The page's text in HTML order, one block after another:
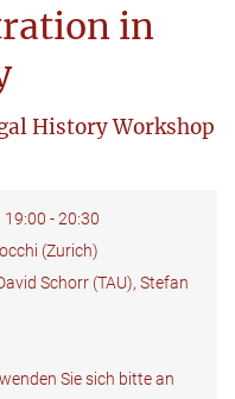
in
History Workshop
19:00 - 20:30
(Zurich)
Schorr (TAU), Stefan
Sie sich bitte an